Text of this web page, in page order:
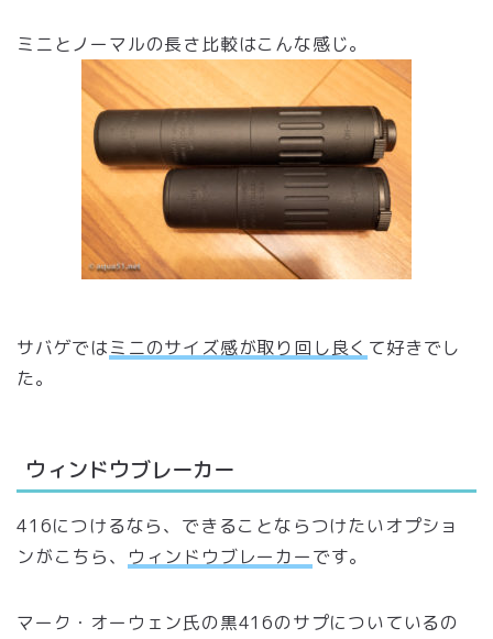
ミニとノーマルの長さ比較はこんな感じ。
サバゲではミニのサイズ感が取り回し良く て好きでし
た。
ウィンドウブレーカー
416につけるなら、できることならつけたいオプショ
ンがこちら、 ウィンドウブレーカーです。
マーク・オーウェン氏の黒416のサプについているの